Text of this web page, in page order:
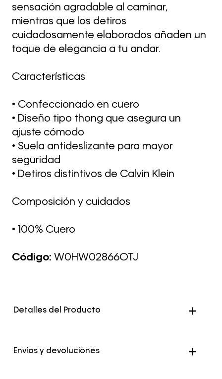
sensación agradable al caminar,
mientras que los detiros
cuidadosamente elaborados añaden un
toque de elegancia a tu andar.
Características
• Confeccionado en cuero
• Diseño tipo thong que asegura un
ajuste cómodo
• Suela antideslizante para mayor
seguridad
• Detiros distintivos de Calvin Klein
Composición y cuidados
• 100% Cuero
Código: W0HW02866OTJ
Detalles del Producto
Color Negro
Envíos y devoluciones